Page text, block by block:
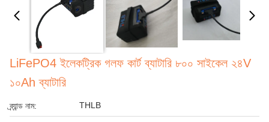
LiFePO4 ইলেকট্রিক গলফ কার্ট ব্যাটারি ৮০০ সাইকেল ২৪V
১০Ah ব্যাটারি
ব্র্যান্ড নাম: THLB